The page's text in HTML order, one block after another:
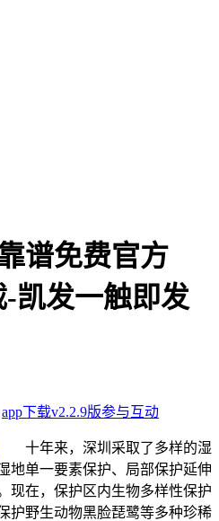
谱免费官方
-凯发一触即发
app下载v2.2.9版参与互动
十年来，深圳采取了多样的湿
地单一要素保护、局部保护延伸
现在，保护区内生物多样性保护
护野生动物黑脸琵鹭等多种珍稀